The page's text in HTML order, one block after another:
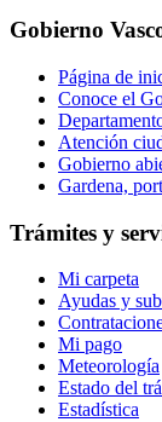
Gobierno
Página de
Conoce el
Atención
Gobierno
Gardena,
Trámites y
Mi carpeta
Ayudas y
Mi pago
Meteorología
Estado del
Estadística